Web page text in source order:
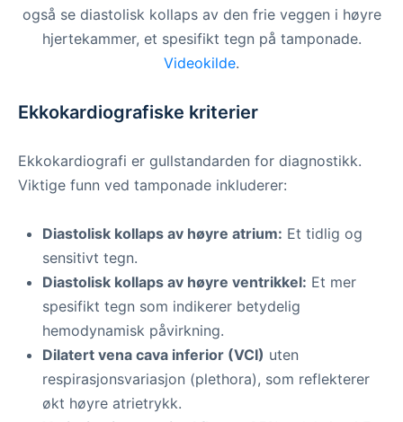
også se diastolisk kollaps av den frie veggen i høyre
hjertekammer, et spesifikt tegn på tamponade.
Videokilde.
Ekkokardiografiske kriterier
Ekkokardiografi er gullstandarden for diagnostikk.
Viktige funn ved tamponade inkluderer:
Diastolisk kollaps av høyre atrium: Et tidlig og
sensitivt tegn.
Diastolisk kollaps av høyre ventrikkel: Et mer
spesifikt tegn som indikerer betydelig
hemodynamisk påvirkning.
Dilatert vena cava inferior (VCI) uten
respirasjonsvariasjon (plethora), som reflekterer
økt høyre atrietrykk.